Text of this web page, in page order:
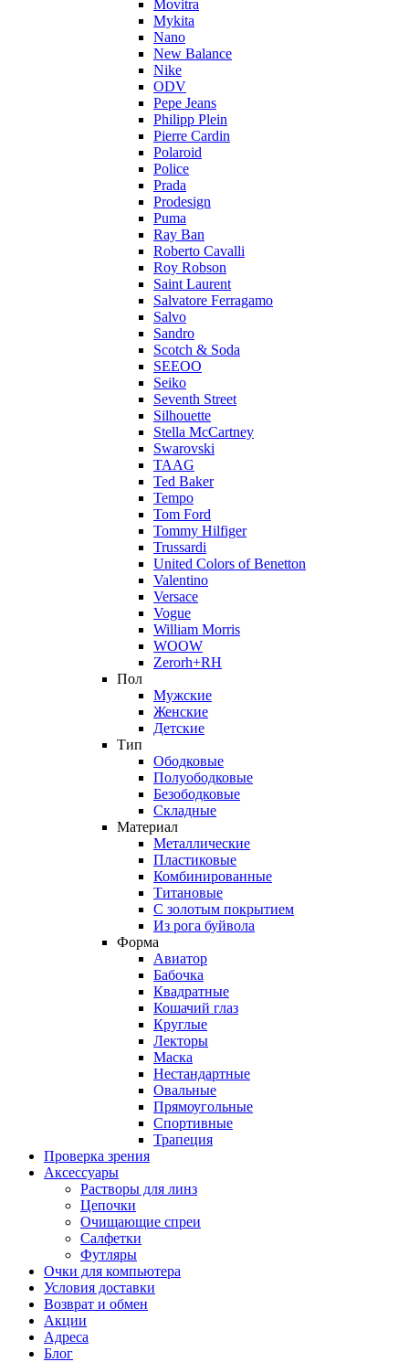
Movitra
Mykita
Nano
New Balance
Nike
ODV
Pepe Jeans
Philipp Plein
Pierre Cardin
Polaroid
Police
Prada
Prodesign
Puma
Ray Ban
Roberto Cavalli
Roy Robson
Saint Laurent
Salvatore Ferragamo
Salvo
Sandro
Scotch & Soda
SEEOO
Seiko
Seventh Street
Silhouette
Stella McCartney
Swarovski
TAAG
Ted Baker
Tempo
Tom Ford
Tommy Hilfiger
Trussardi
United Colors of Benetton
Valentino
Versace
Vogue
William Morris
WOOW
Zerorh+RH
Пол
Мужские
Женские
Детские
Тип
Ободковые
Полуободковые
Безободковые
Складные
Материал
Металлические
Пластиковые
Комбинированные
Титановые
С золотым покрытием
Из рога буйвола
Форма
Авиатор
Бабочка
Квадратные
Кошачий глаз
Круглые
Лекторы
Маска
Нестандартные
Овальные
Прямоугольные
Спортивные
Трапеция
Проверка зрения
Аксессуары
Растворы для линз
Цепочки
Очищающие спреи
Салфетки
Футляры
Очки для компьютера
Условия доставки
Возврат и обмен
Акции
Адреса
Блог